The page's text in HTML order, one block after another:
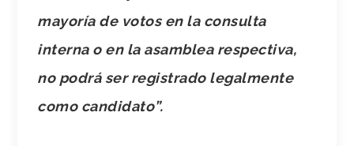
mayoría de votos en la consulta
interna o en la asamblea respectiva,
no podrá ser registrado legalmente
como candidato”.